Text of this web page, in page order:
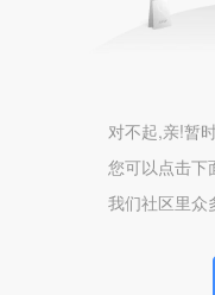
对不起,亲!暂
您可以点击下
我们社区里众